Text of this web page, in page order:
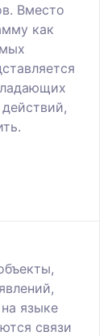
Вместо
как
языке
связи